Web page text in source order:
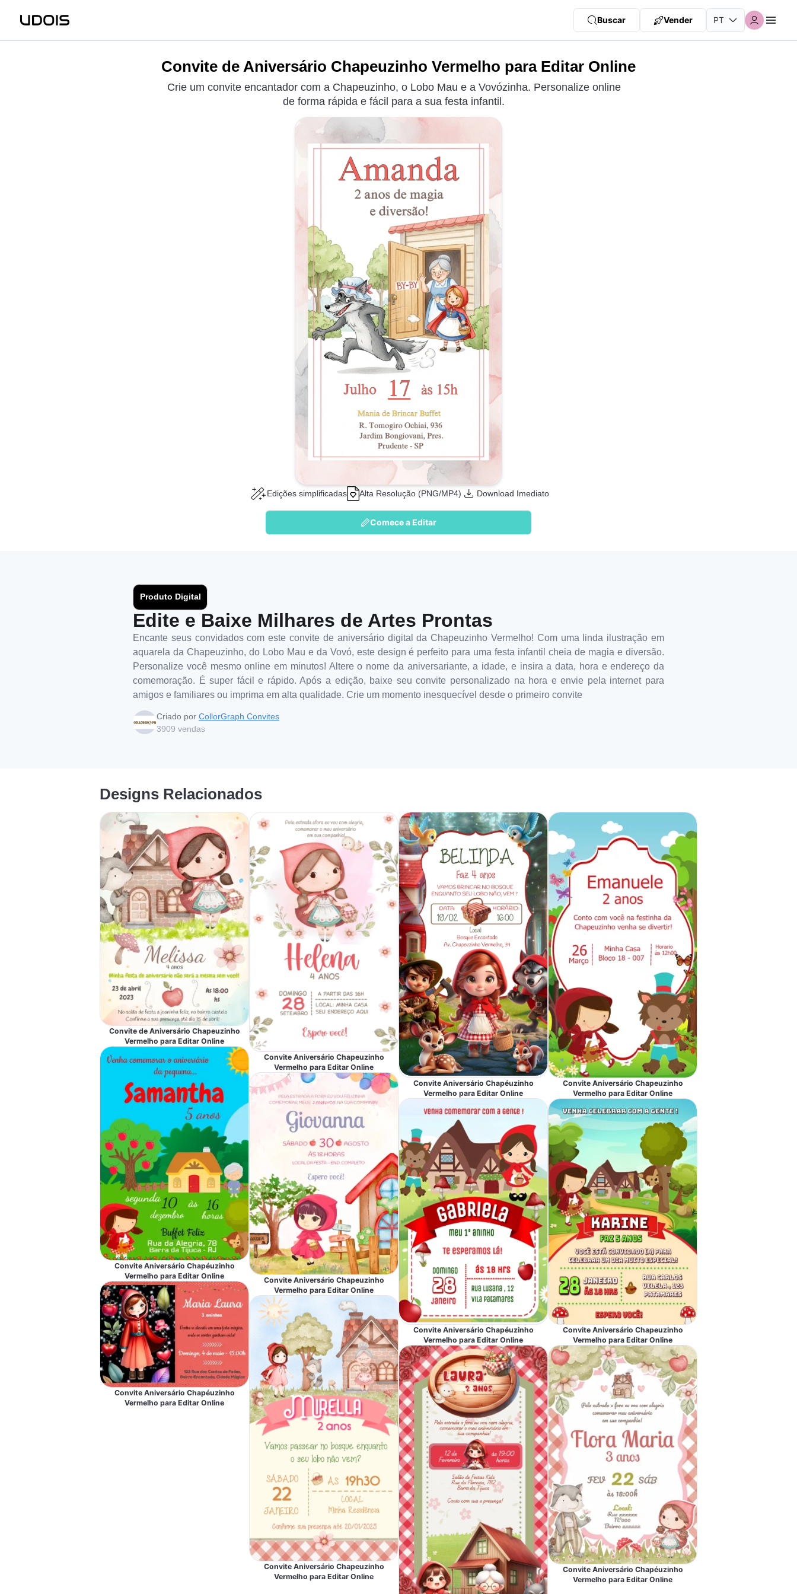
Buscar Vender
Convite de Aniversário Chapeuzinho Vermelho para Editar Online
Crie um convite encantador com a Chapeuzinho, o Lobo Mau e a Vovózinha. Personalize online
de forma rápida e fácil para a sua festa infantil.
Edições simplificadas Alta Resolução (PNG/MP4) Download Imediato
Comece a Editar
Produto Digital
Edite e Baixe Milhares de Artes Prontas
Encante seus convidados com este convite de aniversário digital da Chapeuzinho Vermelho! Com uma linda ilustração em
aquarela da Chapeuzinho, do Lobo Mau e da Vovó, este design é perfeito para uma festa infantil cheia de magia e diversão.
Personalize você mesmo online em minutos! Altere o nome da aniversariante, a idade, e insira a data, hora e endereço da
comemoração. É super fácil e rápido. Após a edição, baixe seu convite personalizado na hora e envie pela internet para
amigos e familiares ou imprima em alta qualidade. Crie um momento inesquecível desde o primeiro convite
Criado por CollorGraph Convites
3909 vendas
Designs Relacionados
Convite de Aniversário Chapeuzinho
Vermelho para Editar Online
Convite Aniversário Chapéuzinho
Vermelho para Editar Online
Convite Aniversário Chapéuzinho
Vermelho para Editar Online
Convite Aniversário Chapeuzinho
Vermelho para Editar Online
Convite Aniversário Chapeuzinho
Vermelho para Editar Online
Convite Aniversário Chapeuzinho
Vermelho para Editar Online
Convite Aniversário Chapéuzinho
Vermelho para Editar Online
Convite Aniversário Chapéuzinho
Vermelho para Editar Online
Convite Aniversário Chapeuzinho
Vermelho para Editar Online
Convite Aniversário Chapeuzinho
Vermelho para Editar Online
Convite Aniversário Chapéuzinho
Vermelho para Editar Online